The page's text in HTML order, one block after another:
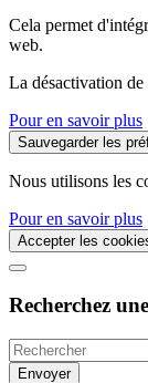
Cela permet
web.
La désactivation
Pour en savoir plus
Sauvegarder les
Nous utilisons les
Pour en savoir plus
Accepter les
Recherchez